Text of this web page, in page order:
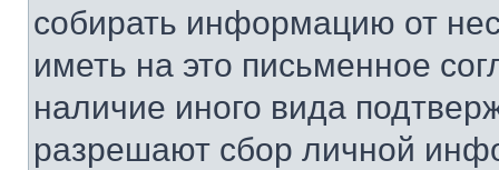
собирать информацию от
иметь на это письменное
наличие иного вида
разрешают сбор личной